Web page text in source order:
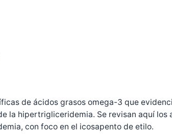
de ácidos grasos omega-3 que
hipertrigliceridemia. Se revisan aquí los
con foco en el icosapento de etilo.